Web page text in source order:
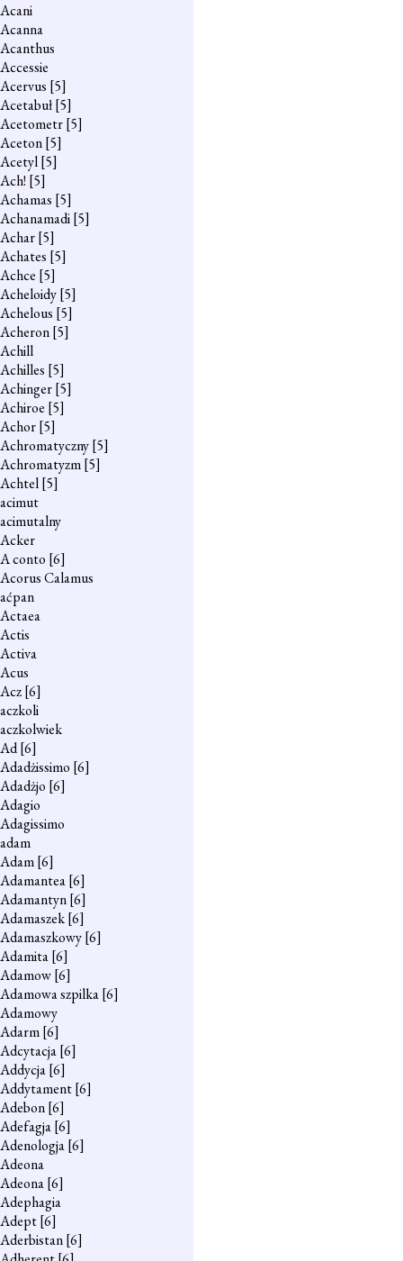
Acani
Acanna
Acanthus
Accessie
Acervus [5]
Acetabuł[5]
Acetometr[5]
Aceton[5]
Acetyl[5]
Ach! [5]
Achamas [5]
Achanamadi[5]
Achar[5]
Achates [5]
Achce [5]
Acheloidy[5]
Achelous [5]
Acheron[5]
Achill
Achilles [5]
Achinger[5]
Achiroe [5]
Achor[5]
Achromatyczny[5]
Achromatyzm[5]
Achtel[5]
acimut
acimutalny
Acker
A conto [6]
Acorus Calamus
aćpan
Actaea
Actis
Activa
Acus
Acz[6]
aczkoli
aczkolwiek
Ad[6]
Adadżissimo [6]
Adadżjo [6]
Adagio
Adagissimo
adam
Adam[6]
Adamantea[6]
Adamantyn[6]
Adamaszek[6]
Adamaszkowy[6]
Adamita[6]
Adamow[6]
Adamowa szpilka[6]
Adamowy
Adarm[6]
Adcytacja[6]
Addycja[6]
Addytament[6]
Adebon[6]
Adefagja[6]
Adenologja[6]
Adeona
Adeona[6]
Adephagia
Adept[6]
Aderbistan[6]